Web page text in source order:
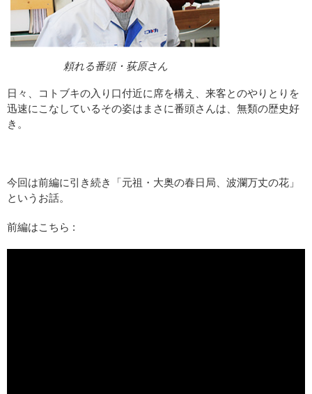
頼れる番頭・荻原さん
日々、コトブキの入り口付近に席を構え、来客とのやりとりを
迅速にこなしているその姿はまさに番頭さんは、無類の歴史好
き。
今回は前編に引き続き「元祖・大奥の春日局、波瀾万丈の花」
というお話。
前編はこちら :